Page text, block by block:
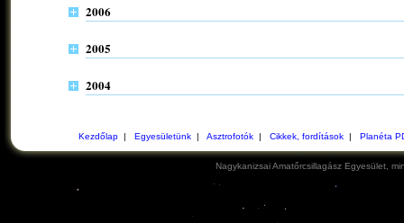
2006
2005
2004
Kezdőlap| Egyesületünk| Asztrofotók| Cikkek, fordítások| Planéta
Nagykanizsai Amatőrcsillagász Egyesület,